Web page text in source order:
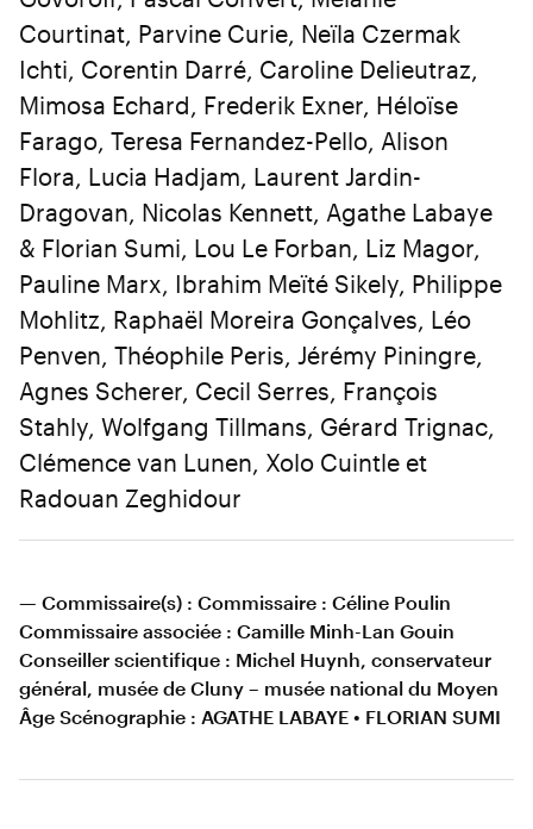
Courtinat, Parvine Curie, Neïla Czermak
Ichti, Corentin Darré, Caroline Delieutraz,
Mimosa Echard, Frederik Exner, Héloïse
Farago, Teresa Fernandez-Pello, Alison
Flora, Lucia Hadjam, Laurent Jardin-
Dragovan, Nicolas Kennett, Agathe Labaye
& Florian Sumi, Lou Le Forban, Liz Magor,
Pauline Marx, Ibrahim Meïté Sikely, Philippe
Mohlitz, Raphaël Moreira Gonçalves, Léo
Penven, Théophile Peris, Jérémy Piningre,
Agnes Scherer, Cecil Serres, François
Stahly, Wolfgang Tillmans, Gérard Trignac,
Clémence van Lunen, Xolo Cuintle et
Radouan Zeghidour
— Commissaire(s) : Commissaire : Céline Poulin
Commissaire associée : Camille Minh-Lan Gouin
Conseiller scientifique : Michel Huynh, conservateur
général, musée de Cluny – musée national du Moyen
Âge Scénographie : AGATHE LABAYE • FLORIAN SUMI